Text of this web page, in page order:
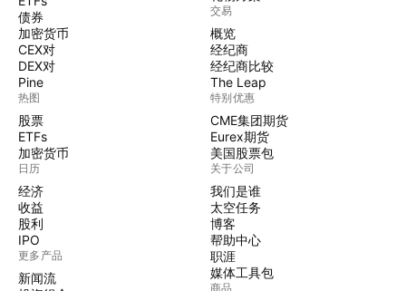
债券
加密货币
CEX对
DEX对
Pine
热图
股票
ETFs
加密货币
日历
经济
收益
股利
IPO
更多产品
新闻流
交易
概览
经纪商
经纪商比较
The Leap
特别优惠
CME集团期货
Eurex期货
美国股票包
关于公司
我们是谁
太空任务
博客
帮助中心
职涯
媒体工具包
商品